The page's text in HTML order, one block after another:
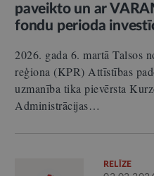
paveikto un ar
fondu perioda
2026. gada 6. martā Talsos
reģiona (KPR) Attīstības
uzmanība tika pievērsta
Administrācijas…
RELĪZE